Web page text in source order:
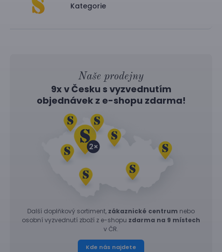
Kategorie
Naše prodejny
9x v Česku s vyzvednutím
objednávek z e-shopu zdarma!
Další doplňkový sortiment, zákaznické centrum nebo
osobní vyzvednutí zboží z e-shopu zdarma na 9 místech
v ČR.
Kde nás najdete